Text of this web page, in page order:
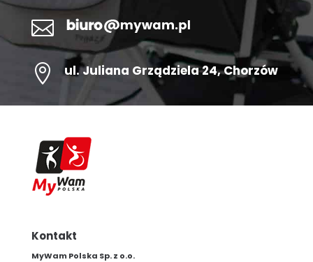

 ul.Juliana Grządziela 24, Chorzów
Kontakt
MyWam Polska Sp. z o.o.